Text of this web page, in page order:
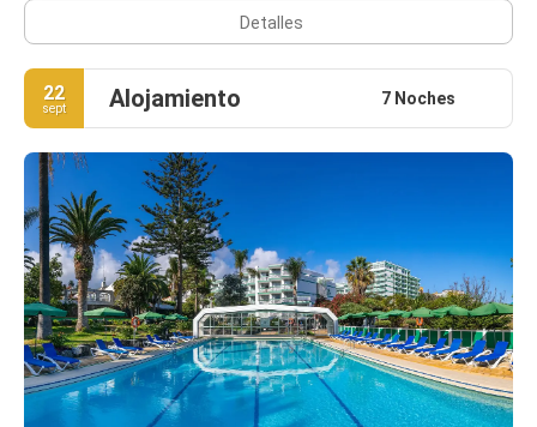
Detalles
22
sept Alojamiento 7 Noches